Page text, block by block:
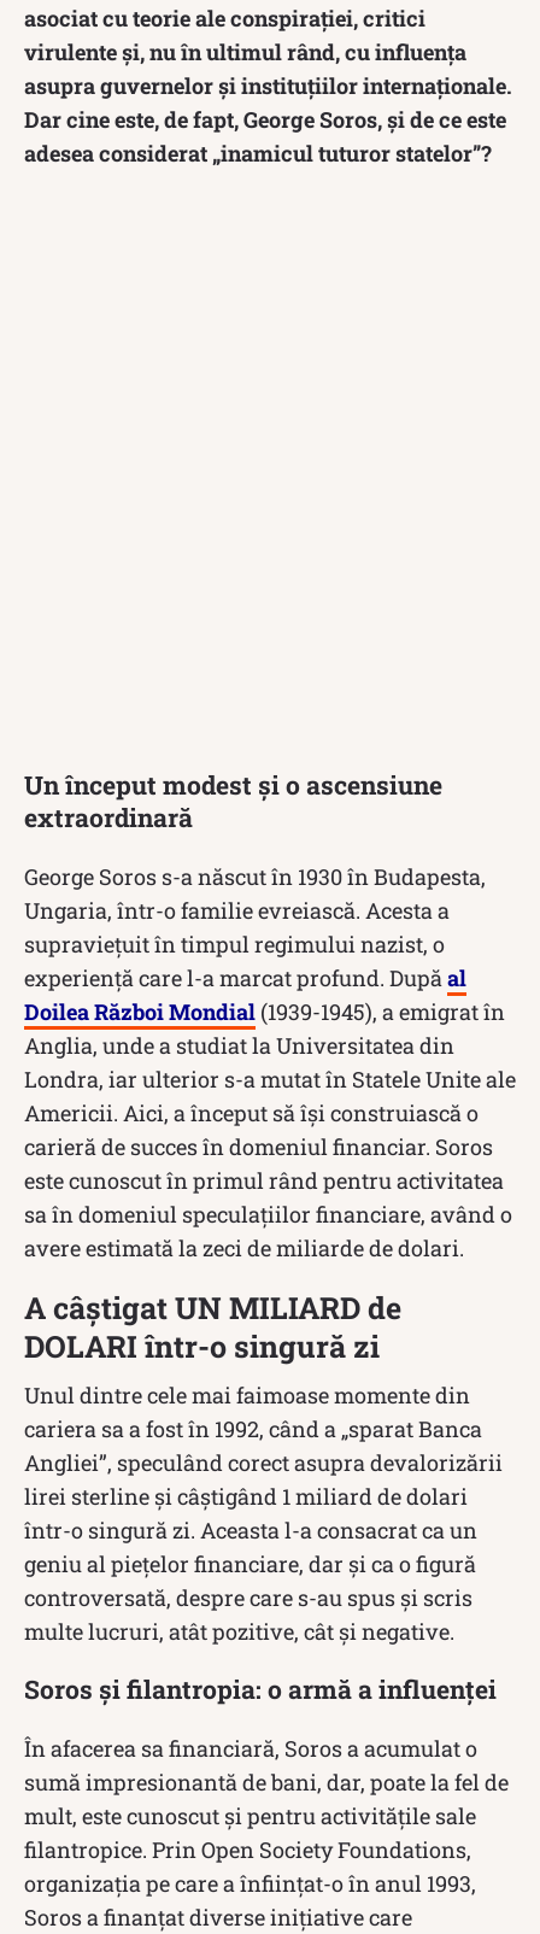
asociat cu teorie ale conspirației, critici
virulente și, nu în ultimul rând, cu influența
asupra guvernelor și instituțiilor internaționale.
Dar cine este, de fapt, George Soros, și de ce este
adesea considerat „inamicul tuturor statelor”?
Un început modest și o ascensiune
extraordinară
George Soros s-a născut în 1930 în Budapesta,
Ungaria, într-o familie evreiască. Acesta a
supraviețuit în timpul regimului nazist, o
experiență care l-a marcat profund. După al
Doilea Război Mondial (1939-1945), a emigrat în
Anglia, unde a studiat la Universitatea din
Londra, iar ulterior s-a mutat în Statele Unite ale
Americii. Aici, a început să își construiască o
carieră de succes în domeniul financiar. Soros
este cunoscut în primul rând pentru activitatea
sa în domeniul speculațiilor financiare, având o
avere estimată la zeci de miliarde de dolari.
A câștigat UN MILIARD de
DOLARI într-o singură zi
Unul dintre cele mai faimoase momente din
cariera sa a fost în 1992, când a „sparat Banca
Angliei”, speculând corect asupra devalorizării
lirei sterline și câștigând 1 miliard de dolari
într-o singură zi. Aceasta l-a consacrat ca un
geniu al piețelor financiare, dar și ca o figură
controversată, despre care s-au spus și scris
multe lucruri, atât pozitive, cât și negative.
Soros și filantropia: o armă a influenței
În afacerea sa financiară, Soros a acumulat o
sumă impresionantă de bani, dar, poate la fel de
mult, este cunoscut și pentru activitățile sale
filantropice. Prin Open Society Foundations,
organizația pe care a înființat-o în anul 1993,
Soros a finanțat diverse inițiative care